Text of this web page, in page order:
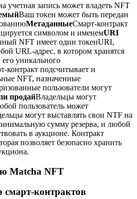
учетная запись может владеть NFT
Ваш токен может быть передан
МетаданныеСмарт-контракт
символом и именемURI
NFT имеет один токенURI,
URL-адрес, в котором хранятся
уникального
контракт подсчитывает и
NFT, назначенные
пользователи могут
продайВладельцы могут
пользователь может
могут выставлять свои NTF на
сумму резерва, и любой
в аукционе. Контракт
позволяет безопасно хранить
Matcha NFT
смарт-контрактов